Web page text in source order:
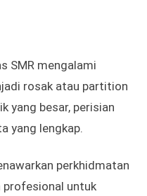
SMR mengalami
rosak atau partition
yang besar, perisian
yang lengkap.
perkhidmatan
profesional untuk